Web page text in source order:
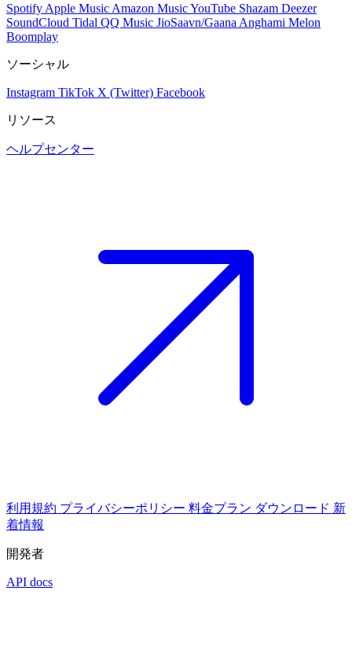
Spotify Apple Music Amazon MusicYouTube Shazam Deezer
SoundCloud Tidal QQ Music JioSaavn/Gaana Anghami Melon
Boomplay
ソーシャル
Instagram TikTok X (Twitter) Facebook
リソース
ヘルプセンター
利用規約 プライバシーポリシー 料金プラン ダウンロード 新
着情報
開発者
API docs